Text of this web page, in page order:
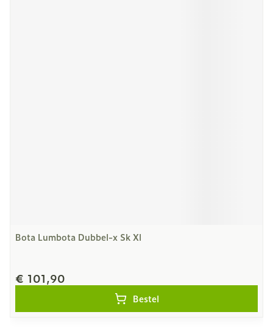
Bota Lumbota Dubbel-x Sk Xl
€ 101,90
Bestel